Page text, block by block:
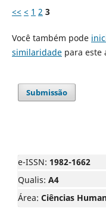
<< < 1 2 3
Você também pode
similaridadepara este
Submissão
e-ISSN: 1982-1662
Qualis: A4
Área: Ciências